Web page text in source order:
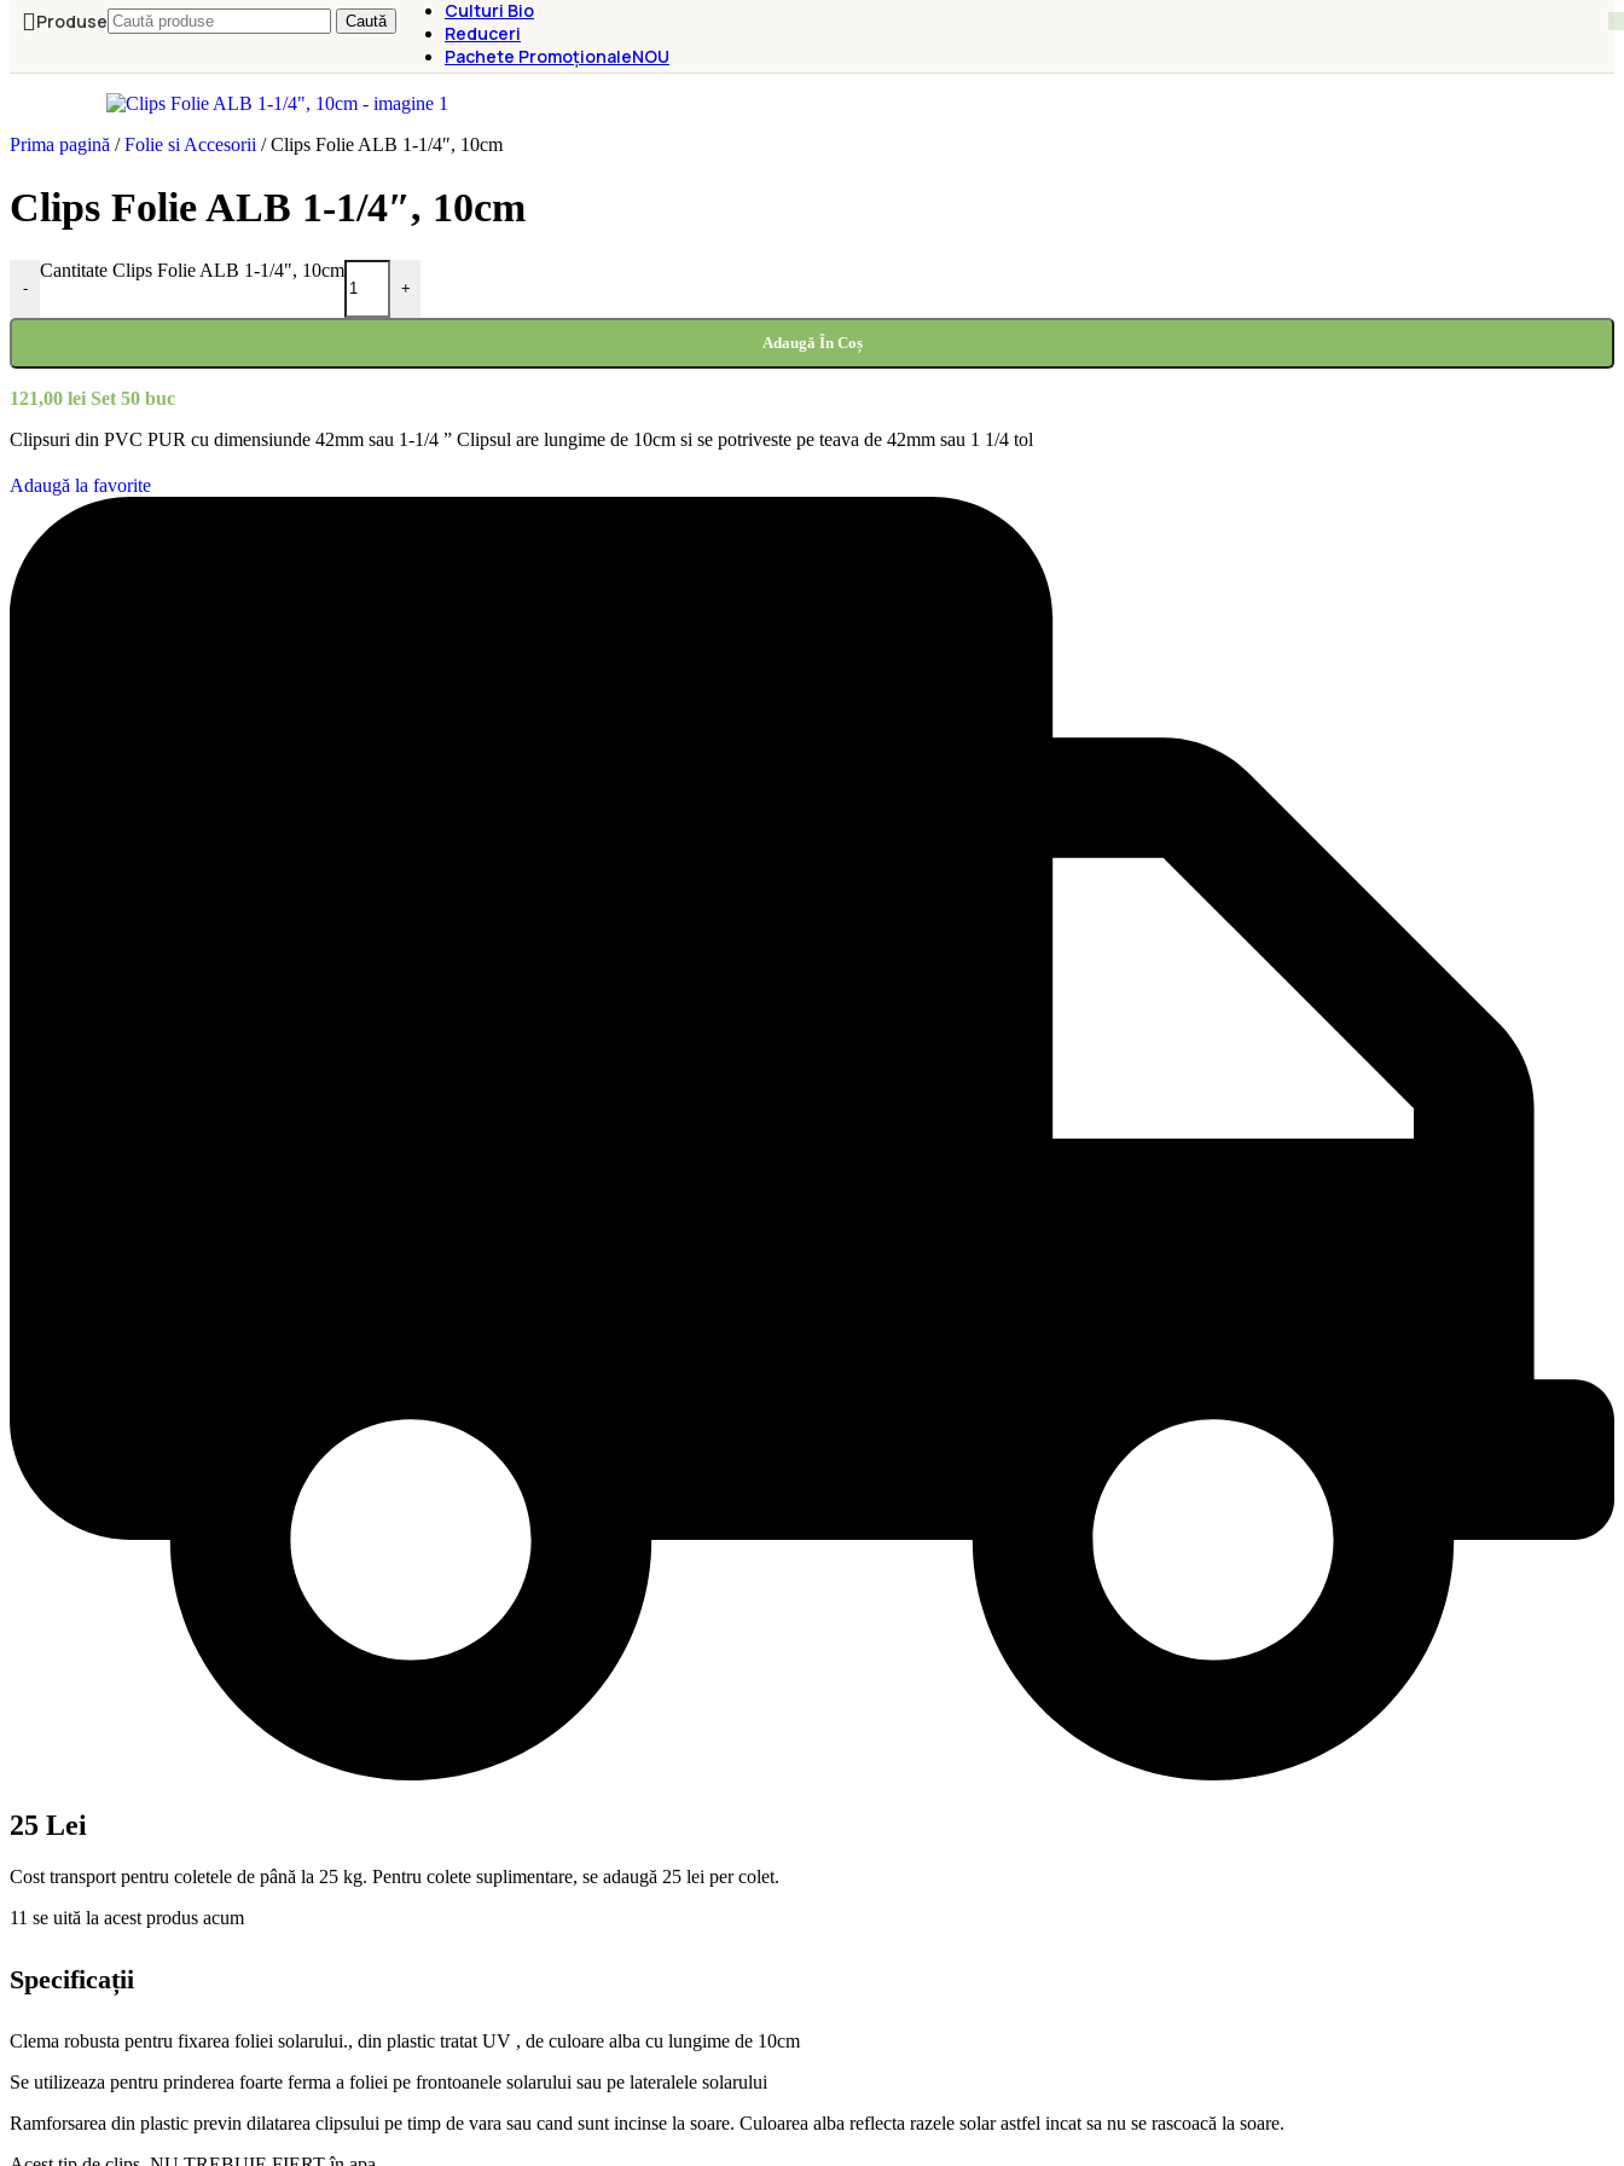
Produse Caută
Culturi Bio
Reduceri
Pachete PromoționaleNOU
Prima pagină / Folie si Accesorii / Clips Folie ALB 1-1/4″, 10cm
Clips Folie ALB 1-1/4″, 10cm
-
Cantitate Clips Folie ALB 1-1/4", 10cm
+
Adaugă În Coș
121,00 lei Set 50 buc
Clipsuri din PVC PUR cu dimensiunde 42mm sau 1-1/4 ” Clipsul are lungime de 10cm si se potriveste pe teava de 42mm sau 1 1/4 tol
Adaugă la favorite
25 Lei
Cost transport pentru coletele de până la 25 kg. Pentru colete suplimentare, se adaugă 25 lei per colet.
11 se uită la acest produs acum
Specificații
Clema robusta pentru fixarea foliei solarului., din plastic tratat UV , de culoare alba cu lungime de 10cm
Se utilizeaza pentru prinderea foarte ferma a foliei pe frontoanele solarului sau pe lateralele solarului
Ramforsarea din plastic previn dilatarea clipsului pe timp de vara sau cand sunt incinse la soare. Culoarea alba reflecta razele solar astfel incat sa nu se rascoacă la soare.